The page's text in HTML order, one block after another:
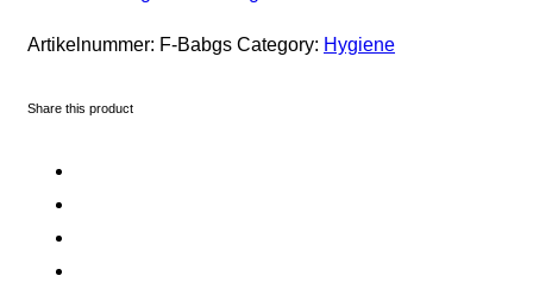
Menge
Artikelnummer: F-Babgs Category: Hygiene
Share this product